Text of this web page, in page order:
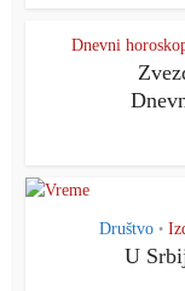
Dnevni
Društvo •
U